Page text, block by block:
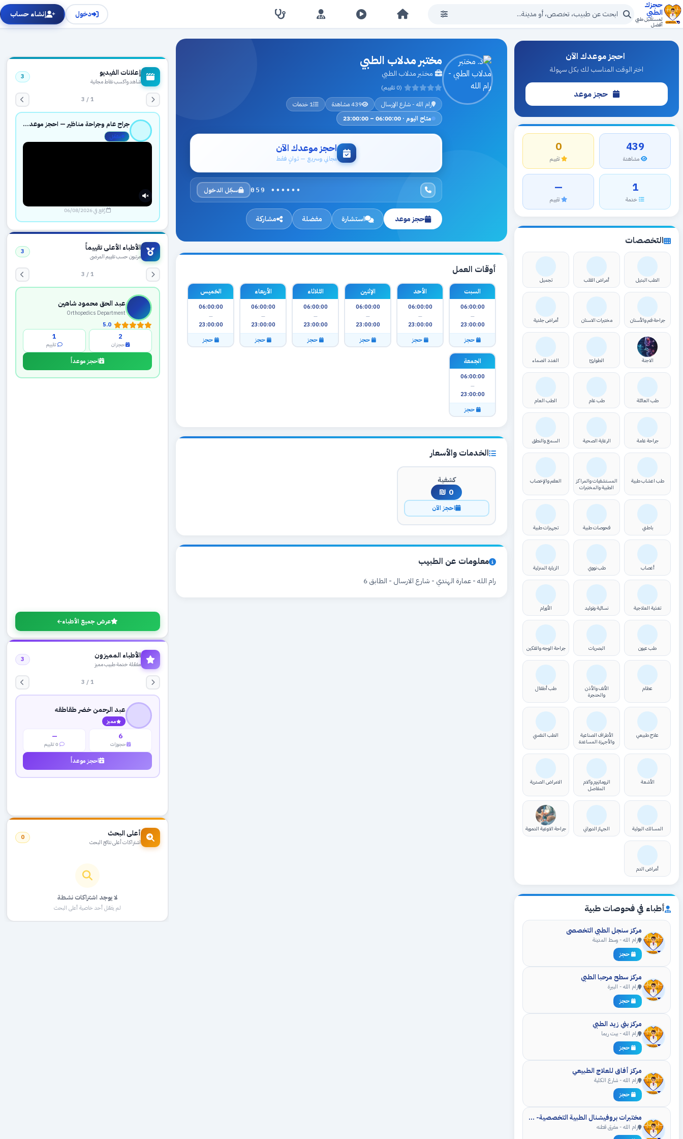
حجزك
الطبي
لمستقبل طبي
أفضل
دخول إنشاء حساب
احجز موعدك الآن
اختر الوقت المناسب لك بكل سهولة
حجز موعد
439
مشاهدة
0
تقييم
1
خدمة
—
تقييم
التخصصات
الطب البديل أمراض القلب تجميل
جراحة فم والأسنان مختبرات الاسنان أمراض جلدية
الاجنة الطوارئ الغدد الصماء
طب العائلة طب عام الطب العام
جراحة عامة الرعاية الصحية السمع والنطق
طب اعشاب طبية
المستشفيات والمراكز
الطبية والمختبرات
العقم والإخصاب
باطني فحوصات طبية تجهيزات طبية
أعصاب طب نووي الزيارة المنزلية
تغذية العلاجية نسائية وتوليد الأورام
طب عيون البصريات جراحة الوجه والفكين
عظام
الأنف والأذن
والحنجرة
طب أطفال
علاج طبيعي
الأطراف الصناعية
والأجهزة المساعدة
الطب النفسي
الأشعة
الروماتيزم وآلام
المفاصل
الامراض الصدرية
المسالك البولية الجهاز الدوراني جراحة الاوعية الدموية
أمراض الدم
أطباء في فحوصات طبية
مركز سنجل الطبي التخصصي
رام الله - وسط المدينة
حجز
مركز سطح مرحبا الطبي
رام الله - البيرة
حجز
مركز بني زيد الطبي
رام الله - بيت ريما
حجز
مركز أفاق للعلاج الطبيعي
رام الله - شارع الكلية
حجز
مختبرات بروفيشنال الطبية التخصصية- الفرع 6
رام الله - مفرق قطنه
مختبر مدلاب الطبي
مختبر مدلاب الطبي
(0 تقييم)
رام الله - شارع الإرسال
439 مشاهدة
1 خدمات
متاح اليوم · 06:00:00 – 23:00:00
احجز موعدك الآن
مجاني وسريع — ثوانٍ فقط
059 •••••• سجّل الدخول
حجز موعد استشارة مفضلة مشاركة
أوقات العمل
السبت
06:00:00
—
23:00:00
حجز
الأحد
06:00:00
—
23:00:00
حجز
الإثنين
06:00:00
—
23:00:00
حجز
الثلاثاء
06:00:00
—
23:00:00
حجز
الأربعاء
06:00:00
—
23:00:00
حجز
الخميس
06:00:00
—
23:00:00
حجز
الجمعة
06:00:00
—
23:00:00
حجز
الخدمات والأسعار
كشفية
0 ₪
احجز الآن
معلومات عن الطبيب
رام الله - عمارة الهندي - شارع الارسال - الطابق 6
إعلانات الفيديو
شاهد واكسب نقاط مجانية
3
1 / 3
جراح عام وجراحة مناظير — احجز موعدك بثقة عبر حجزك الطبي
مفعّل
رُفع في 06/08/2026
الأطباء الأعلى تقييماً
مرتبون حسب تقييم المرضى
3
1 / 3
عبد الحق محمود شاهين
Orthopedics Department
5.0
2
حجزان
1
تقييم
احجز موعداً
عرض جميع الأطباء
الأطباء المميزون
مفعّلة خدمة طبيب مميز
3
1 / 3
عبد الرحمن خضر طقاطقه
مميز
6
حجوزات
—
احجز موعداً
أعلى البحث
اشتراكات أعلى نتائج البحث
0
لا يوجد اشتراكات نشطة
لم يفعّل أحد خاصية أعلى البحث